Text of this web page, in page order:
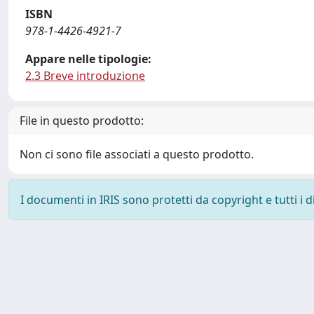
ISBN
978-1-4426-4921-7
Appare nelle tipologie:
2.3 Breve introduzione
File in questo prodotto:
Non ci sono file associati a questo prodotto.
I documenti in IRIS sono protetti da copyright e tutti i